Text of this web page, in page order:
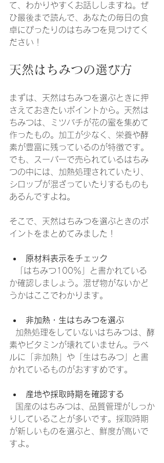
て、わかりやすくお話ししますね。ぜ
ひ最後まで読んで、あなたの毎日の食
卓にぴったりのはちみつを見つけてく
ださい！
天然はちみつの選び方
まずは、天然はちみつを選ぶときに押
さえておきたいポイントから。天然は
ちみつは、ミツバチが花の蜜を集めて
作ったもの。加工が少なく、栄養や酵
素が豊富に残っているのが特徴です。
でも、スーパーで売られているはちみ
つの中には、加熱処理されていたり、
シロップが混ざっていたりするものも
あるんですよね。
そこで、天然はちみつを選ぶときのポ
イントをまとめてみました！
原材料表示をチェック
か確認しましょう。混ぜ物がないかど
うかはここでわかります。
非加熱・生はちみつを選ぶ
素やビタミンが壊れていません。ラベ
ルに「非加熱」や「生はちみつ」と書
かれているものがおすすめです。
産地や採取時期を確認する
りしていることが多いです。採取時期
が新しいものを選ぶと、鮮度が高いで
すよ。